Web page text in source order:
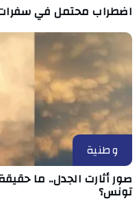
اضطراب محتمل في
وطنية
صور أثارت الجدل.. ما
تونس؟